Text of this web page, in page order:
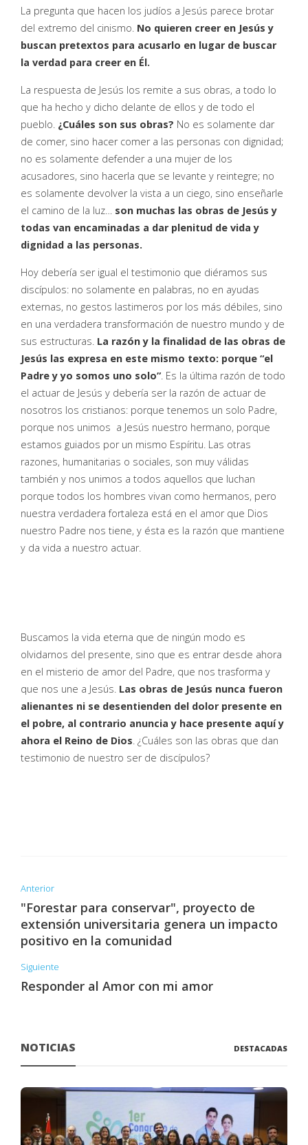
La pregunta que hacen los judíos a Jesús parece brotar
del extremo del cinismo. No quieren creer en Jesús y
buscan pretextos para acusarlo en lugar de buscar
la verdad para creer en Él.
La respuesta de Jesús los remite a sus obras, a todo lo
que ha hecho y dicho delante de ellos y de todo el
pueblo. ¿Cuáles son sus obras? No es solamente dar
de comer, sino hacer comer a las personas con dignidad;
no es solamente defender a una mujer de los
acusadores, sino hacerla que se levante y reintegre; no
es solamente devolver la vista a un ciego, sino enseñarle
el camino de la luz… son muchas las obras de Jesús y
todas van encaminadas a dar plenitud de vida y
dignidad a las personas.
Hoy debería ser igual el testimonio que diéramos sus
discípulos: no solamente en palabras, no en ayudas
externas, no gestos lastimeros por los más débiles, sino
en una verdadera transformación de nuestro mundo y de
sus estructuras. La razón y la finalidad de las obras de
Jesús las expresa en este mismo texto: porque “el
Padre y yo somos uno solo”. Es la última razón de todo
el actuar de Jesús y debería ser la razón de actuar de
nosotros los cristianos: porque tenemos un solo Padre,
porque nos unimos a Jesús nuestro hermano, porque
estamos guiados por un mismo Espíritu. Las otras
razones, humanitarias o sociales, son muy válidas
también y nos unimos a todos aquellos que luchan
porque todos los hombres vivan como hermanos, pero
nuestra verdadera fortaleza está en el amor que Dios
nuestro Padre nos tiene, y ésta es la razón que mantiene
y da vida a nuestro actuar.
Buscamos la vida eterna que de ningún modo es
olvidarnos del presente, sino que es entrar desde ahora
en el misterio de amor del Padre, que nos trasforma y
que nos une a Jesús. Las obras de Jesús nunca fueron
alienantes ni se desentienden del dolor presente en
el pobre, al contrario anuncia y hace presente aquí y
ahora el Reino de Dios. ¿Cuáles son las obras que dan
testimonio de nuestro ser de discípulos?
Anterior
"Forestar para conservar", proyecto de
extensión universitaria genera un impacto
positivo en la comunidad
Siguiente
Responder al Amor con mi amor
NOTICIAS DESTACADAS